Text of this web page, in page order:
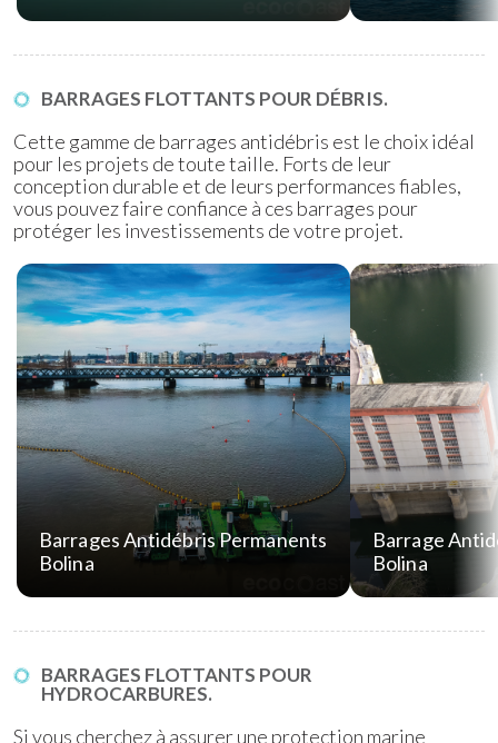
BARRAGES FLOTTANTS POUR DÉBRIS.
Cette gamme de barrages antidébris est le choix idéal
pour les projets de toute taille. Forts de leur
conception durable et de leurs performances fiables,
vous pouvez faire confiance à ces barrages pour
protéger les investissements de votre projet.
Barrages Antidébris Permanents
Bolina
Barrage
Bolina
BARRAGES FLOTTANTS POUR
HYDROCARBURES.
Si vous cherchez à assurer une protection marine